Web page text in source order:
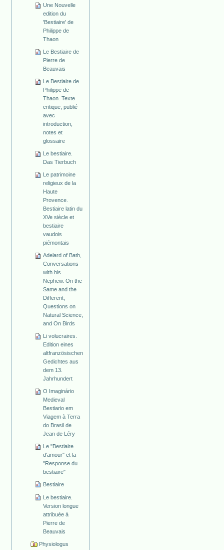
Une Nouvelle
edition du
'Bestiaire' de
Philippe de
Thaon
Le Bestiaire de
Pierre de
Beauvais
Le Bestiaire de
Philippe de
Thaon. Texte
critique, publié
avec
introduction,
notes et
glossaire
Le bestiaire.
Das Tierbuch
Le patrimoine
religieux de la
Haute
Provence.
Bestiaire latin du
XVe siècle et
bestiaire
vaudois
piémontais
Adelard of Bath,
Conversations
with his
Nephew. On the
Same and the
Different,
Questions on
Natural Science,
and On Birds
Li volucraires.
Edition eines
altfranzösischen
Gedichtes aus
dem 13.
Jahrhundert
O Imaginário
Medieval
Bestiario em
Viagem à Terra
do Brasil de
Jean de Léry
Le "Bestiaire
d'amour" et la
"Response du
bestiaire"
Bestiaire
Le bestiaire.
Version longue
attribuée à
Pierre de
Beauvais
Physiologus